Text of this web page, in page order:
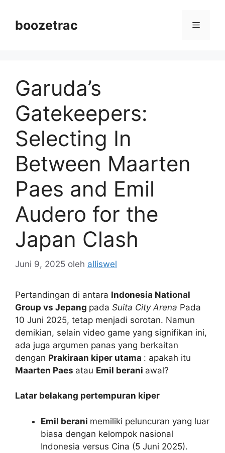
boozetrac Menu
Garuda’s
Gatekeepers:
Selecting In
Between Maarten
Paes and Emil
Audero for the
Japan Clash
Juni 9, 2025 oleh alliswel
Pertandingan di antara Indonesia National
Group vs Jepang pada Suita City Arena Pada
10 Juni 2025, tetap menjadi sorotan. Namun
demikian, selain video game yang signifikan ini,
ada juga argumen panas yang berkaitan
dengan Prakiraan kiper utama : apakah itu
Maarten Paes atau Emil berani awal?
Latar belakang pertempuran kiper
Emil berani memiliki peluncuran yang luar
biasa dengan kelompok nasional
Indonesia versus Cina (5 Juni 2025).